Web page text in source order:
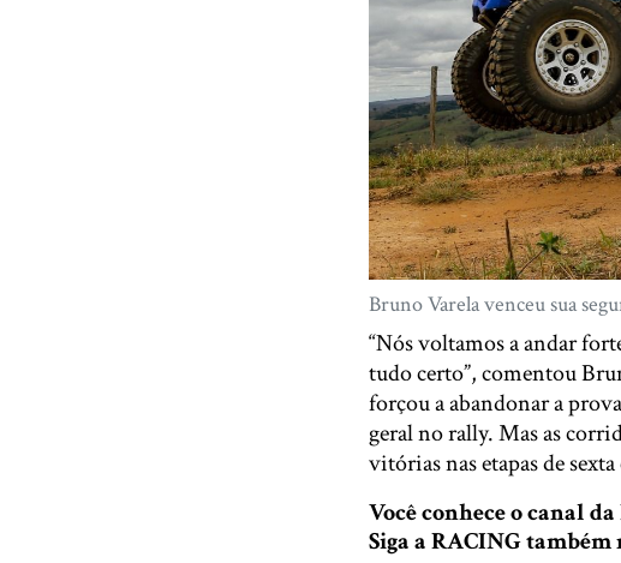
Bruno Varela venceu sua
“Nós voltamos a andar
tudo certo”, comentou
forçou a abandonar a
geral no rally. Mas as
vitórias nas etapas de
Você conhece o canal
Siga a RACING também